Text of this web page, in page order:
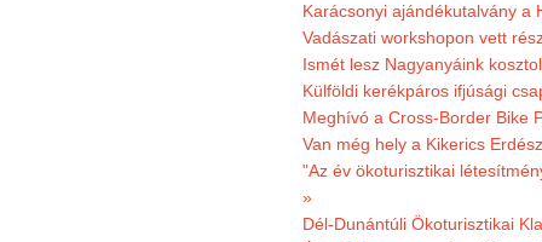
Karácsonyi ajándékutalvány a
Vadászati workshopon vett
Ismét lesz Nagyanyáink
Külföldi kerékpáros ifjúsági
Meghívó a Cross-Border Bike
Van még hely a Kikerics
"Az év ökoturisztikai
»
Dél-Dunántúli Ökoturisztikai